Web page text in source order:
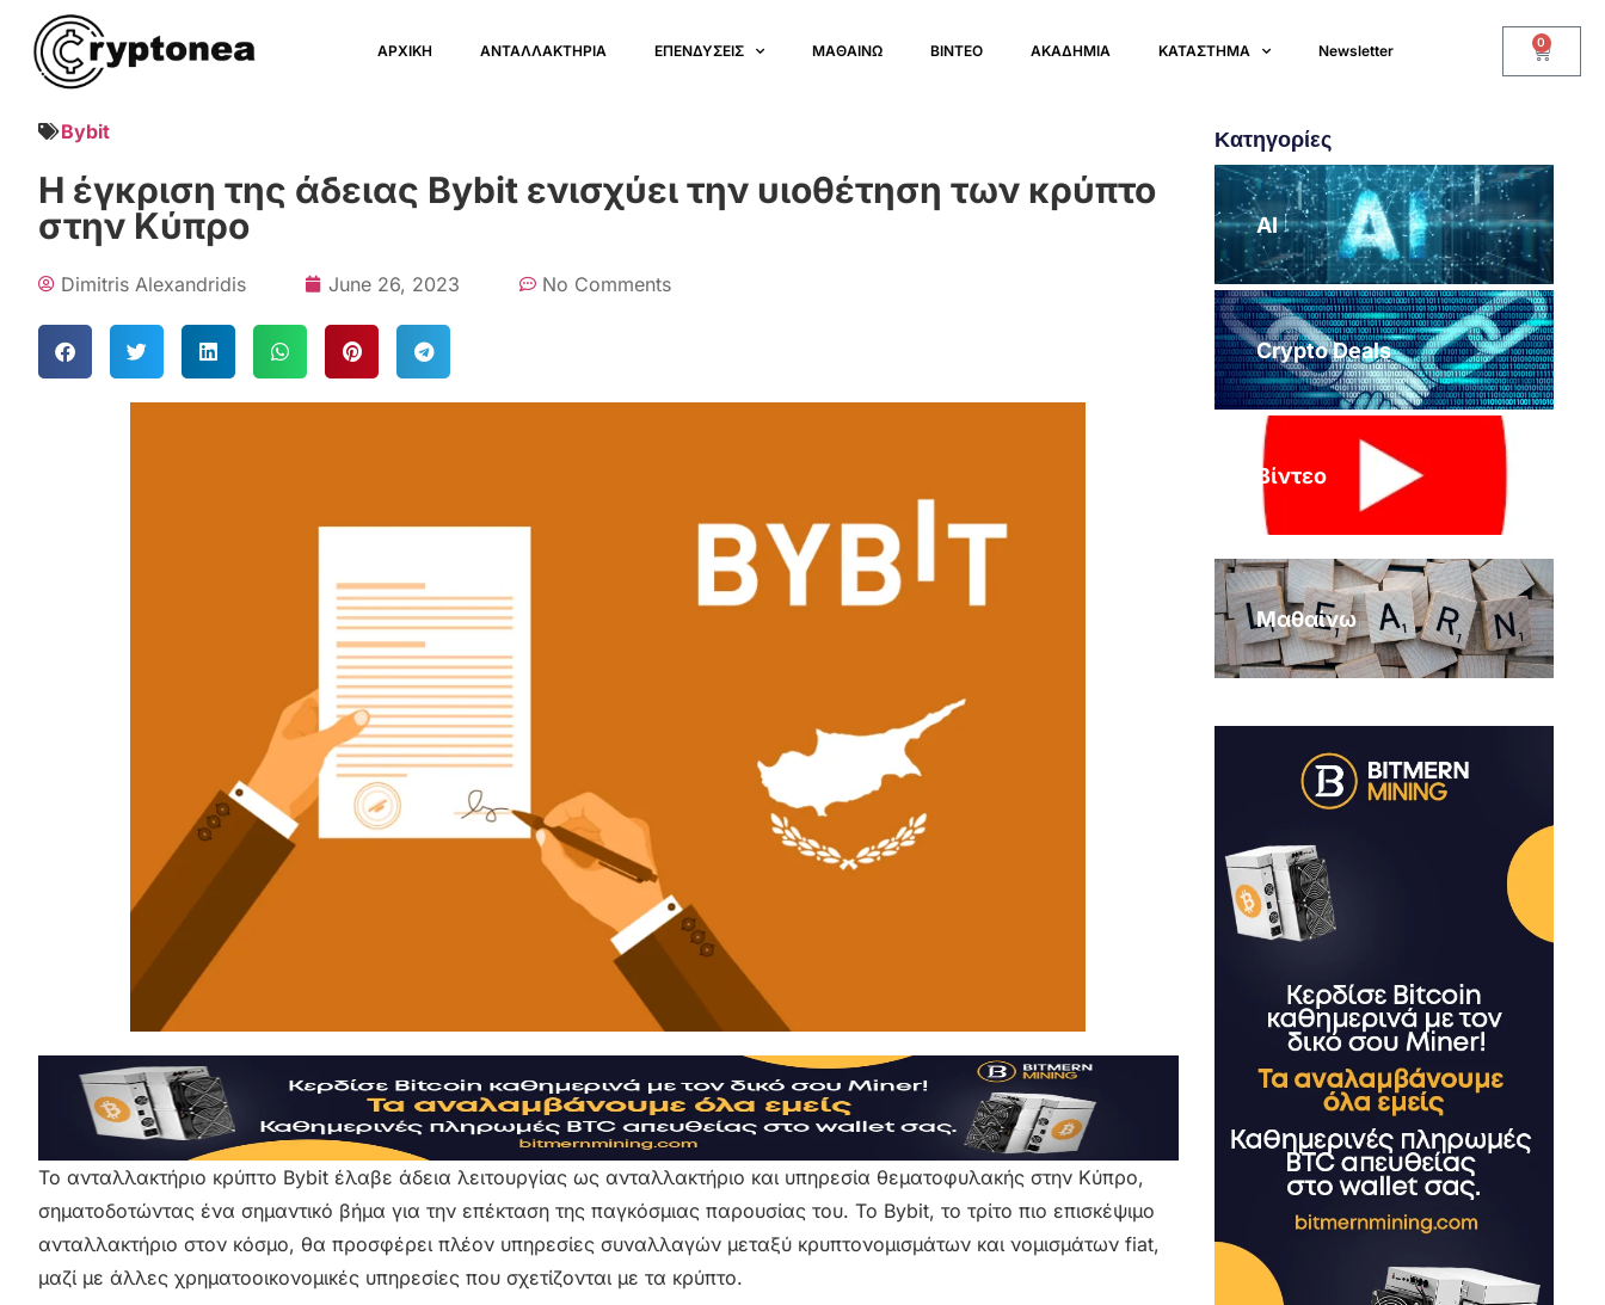
ΑΡΧΙΚΗ ΑΝΤΑΛΛΑΚΤΗΡΙΑ ΕΠΕΝΔΥΣΕΙΣ ΜΑΘΑΙΝΩ ΒΙΝΤΕΟ ΑΚΑΔΗΜΙΑ ΚΑΤΑΣΤΗΜΑ Newsletter 0
Bybit
Η έγκριση της άδειας Bybit ενισχύει την υιοθέτηση των κρύπτο
στην Κύπρο
Dimitris Alexandridis June 26, 2023 No Comments
Το ανταλλακτήριο κρύπτο Bybit έλαβε άδεια λειτουργίας ως ανταλλακτήριο και υπηρεσία θεματοφυλακής στην Κύπρο,
σηματοδοτώντας ένα σημαντικό βήμα για την επέκταση της παγκόσμιας παρουσίας του. Το Bybit, το τρίτο πιο επισκέψιμο
ανταλλακτήριο στον κόσμο, θα προσφέρει πλέον υπηρεσίες συναλλαγών μεταξύ κρυπτονομισμάτων και νομισμάτων fiat,
μαζί με άλλες χρηματοοικονομικές υπηρεσίες που σχετίζονται με τα κρύπτο.
Κατηγορίες
AI
Crypto Deals
Βίντεο
Μαθαίνω